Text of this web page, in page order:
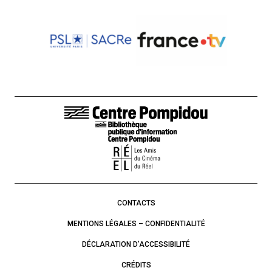
LIENS DE BAS DE PAGE
CONTACTS
MENTIONS LÉGALES – CONFIDENTIALITÉ
DÉCLARATION D’ACCESSIBILITÉ
CRÉDITS